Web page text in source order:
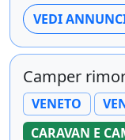
VEDI
Camper
VENETO
CARAVAN E